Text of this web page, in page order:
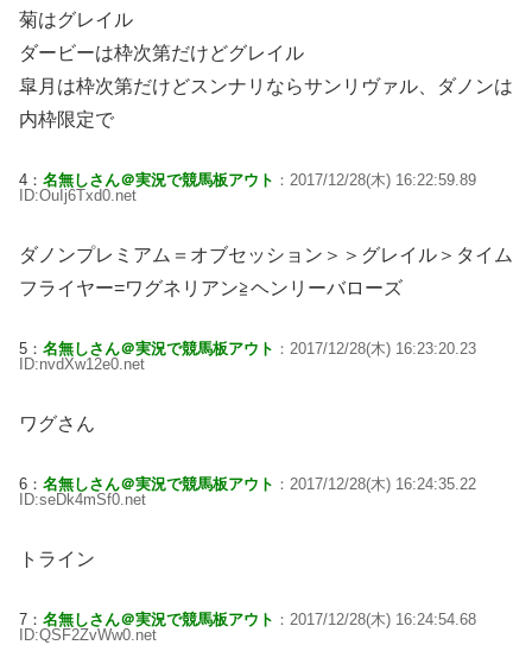
菊はグレイル
ダービーは枠次第だけどグレイル
皐月は枠次第だけどスンナリならサンリヴァル、ダノンは
内枠限定で
4： 名無しさん＠実況で競馬板アウト ：2017/12/28(木) 16:22:59.89
ID:OuIj6Txd0.net
ダノンプレミアム＝オブセッション＞＞グレイル＞タイム
フライヤー=ワグネリアン≧ヘンリーバローズ
5： 名無しさん＠実況で競馬板アウト ：2017/12/28(木) 16:23:20.23
ID:nvdXw12e0.net
ワグさん
6： 名無しさん＠実況で競馬板アウト ：2017/12/28(木) 16:24:35.22
ID:seDk4mSf0.net
トライン
7： 名無しさん＠実況で競馬板アウト ：2017/12/28(木) 16:24:54.68
ID:QSF2ZvWw0.net